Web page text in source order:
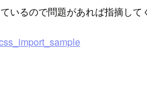
いるので問題があれば指摘して